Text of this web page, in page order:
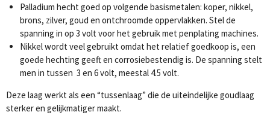
Palladium hecht goed op volgende basismetalen: koper, nikkel,
brons, zilver, goud en ontchroomde oppervlakken. Stel de
spanning in op 3 volt voor het gebruik met penplating machines.
Nikkel wordt veel gebruikt omdat het relatief goedkoop is, een
goede hechting geeft en corrosiebestendig is. De spanning stelt
men in tussen 3 en 6 volt, meestal 4.5 volt.
Deze laag werkt als een “tussenlaag” die de uiteindelijke goudlaag
sterker en gelijkmatiger maakt.